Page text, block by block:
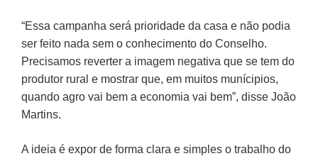
“Essa campanha será prioridade da casa e não podia
ser feito nada sem o conhecimento do Conselho.
Precisamos reverter a imagem negativa que se tem do
produtor rural e mostrar que, em muitos munícipios,
quando agro vai bem a economia vai bem”, disse João
Martins.
A ideia é expor de forma clara e simples o trabalho do